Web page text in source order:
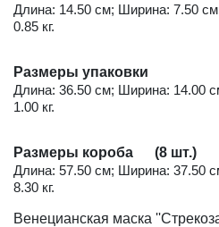
Длина: 14.50 см; Ширина: 7.50
0.85 кг.
Размеры упаковки
Длина: 36.50 см; Ширина: 14.00
1.00 кг.
Размеры короба (8 шт.)
Длина: 57.50 см; Ширина: 37.50
8.30 кг.
Венецианская маска